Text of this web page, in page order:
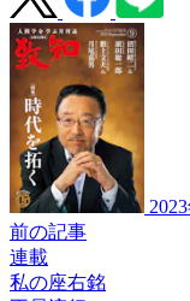
前の記事
連載
私の座右銘